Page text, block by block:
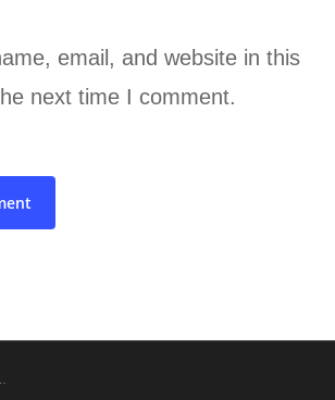
email, and website in this
next time I comment.